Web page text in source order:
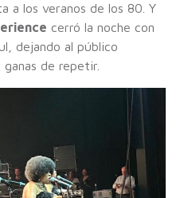
a los veranos de los 80. Y
cerró la noche con
dejando al público
de repetir.